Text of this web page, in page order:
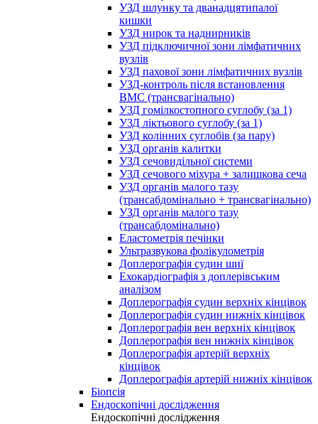
УЗД шлунку та дванадцятипалої
кишки
УЗД нирок та наднирників
УЗД підключичної зони лімфатичних
вузлів
УЗД пахової зони лімфатичних вузлів
УЗД-контроль після встановлення
ВМС (трансвагінально)
УЗД гомілкостопного суглобу (за 1)
УЗД ліктьового суглобу (за 1)
УЗД колінних суглобів (за пару)
УЗД органів калитки
УЗД сечовидільної системи
УЗД сечового міхура + залишкова сеча
УЗД органів малого тазу
(трансабдомінально + трансвагінально)
УЗД органів малого тазу
(трансабдомінально)
Еластометрія печінки
Ультразвукова фолікулометрія
Доплерографія судин шиї
Ехокардіографія з доплерівським
аналізом
Доплерографія судин верхніх кінцівок
Доплерографія судин нижніх кінцівок
Доплерографія вен верхніх кінцівок
Доплерографія вен нижніх кінцівок
Доплерографія артерій верхніх
кінцівок
Доплерографія артерій нижніх кінцівок
Біопсія
Ендоскопічні дослідження
Ендоскопічні дослідження